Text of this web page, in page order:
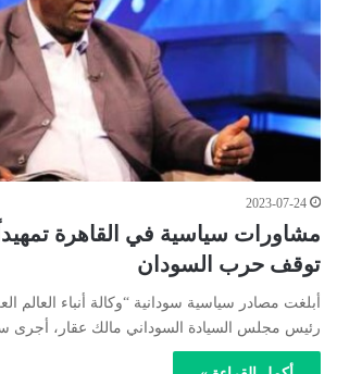
2023-07-24
مشاورات سياسية في القاهرة
توقف حرب السودان
أبلغت مصادر سياسية سودانية “وكالة أنباء العالم
رئيس مجلس السيادة السوداني مالك عقار،